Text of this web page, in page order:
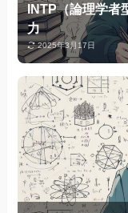
INTP（論理学者
力
2025年3月17日